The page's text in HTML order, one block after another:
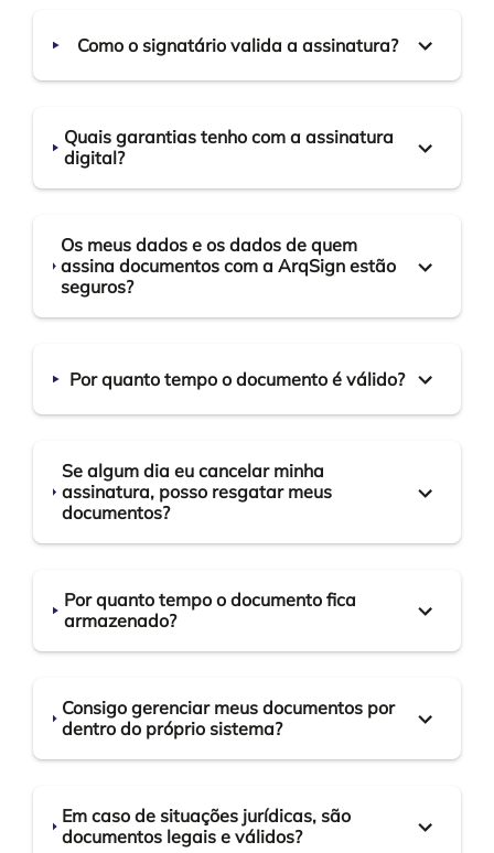
Como o signatário valida a assinatura?
Quais garantias tenho com a assinatura
digital?
Os meus dados e os dados de quem
assina documentos com a ArqSign estão
seguros?
Por quanto tempo o documento é válido?
Se algum dia eu cancelar minha
assinatura, posso resgatar meus
documentos?
Por quanto tempo o documento fica
armazenado?
Consigo gerenciar meus documentos por
dentro do próprio sistema?
Em caso de situações jurídicas, são
documentos legais e válidos?